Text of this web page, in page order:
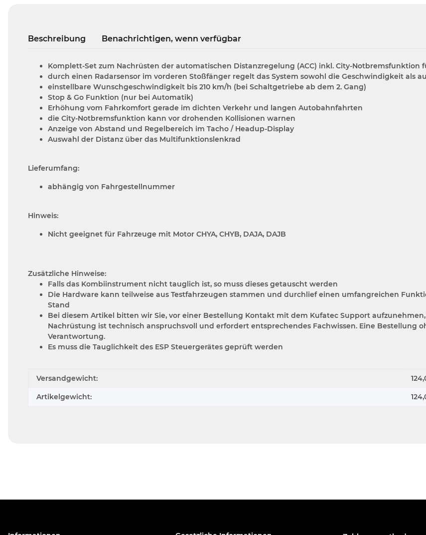
Beschreibung Benachrichtigen, wenn verfügbar
Komplett-Set zum Nachrüsten der automatischen Distanzregelung (ACC) inkl. City-Notbremsfunktion
durch einen Radarsensor im vorderen Stoßfänger regelt das System sowohl die Geschwindigkeit als
einstellbare Wunschgeschwindigkeit bis 210 km/h (bei Schaltgetriebe ab dem 2. Gang)
Stop & Go Funktion (nur bei Automatik)
Erhöhung vom Fahrkomfort gerade im dichten Verkehr und langen Autobahnfahrten
die City-Notbremsfunktion kann vor drohenden Kollisionen warnen
Anzeige von Abstand und Regelbereich im Tacho / Headup-Display
Auswahl der Distanz über das Multifunktionslenkrad
Lieferumfang:
abhängig von Fahrgestellnummer
Hinweis:
Nicht geeignet für Fahrzeuge mit Motor CHYA, CHYB, DAJA, DAJB
Zusätzliche Hinweise:
Falls das Kombiinstrument nicht tauglich ist, so muss dieses getauscht werden
Die Hardware kann teilweise aus Testfahrzeugen stammen und durchlief einen umfangreichen
Stand
Bei diesem Artikel bitten wir Sie, vor einer Bestellung Kontakt mit dem Kufatec Support
Nachrüstung ist technisch anspruchsvoll und erfordert entsprechendes Fachwissen. Eine Bestellung
Verantwortung.
Es muss die Tauglichkeit des ESP Steuergerätes geprüft werden
Produkteigenschaft
Wert
Versandgewicht:
Artikelgewicht: